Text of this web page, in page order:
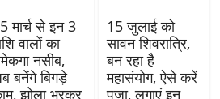
मार्च से इन 3
वालों का
नसीब,
बनेंगे बिगड़े
झोला भरकर
15 जुलाई को
सावन शिवरात्रि,
बन रहा है
महासंयोग, ऐसे करें
पूजा, लगाएं इन